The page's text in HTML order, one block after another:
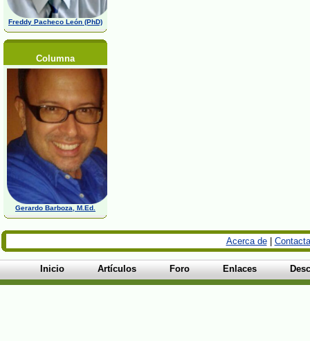
Freddy Pacheco León (PhD)
Columna
Gerardo Barboza, M.Ed.
Acerca de|
Inicio Artículos Foro Enlaces